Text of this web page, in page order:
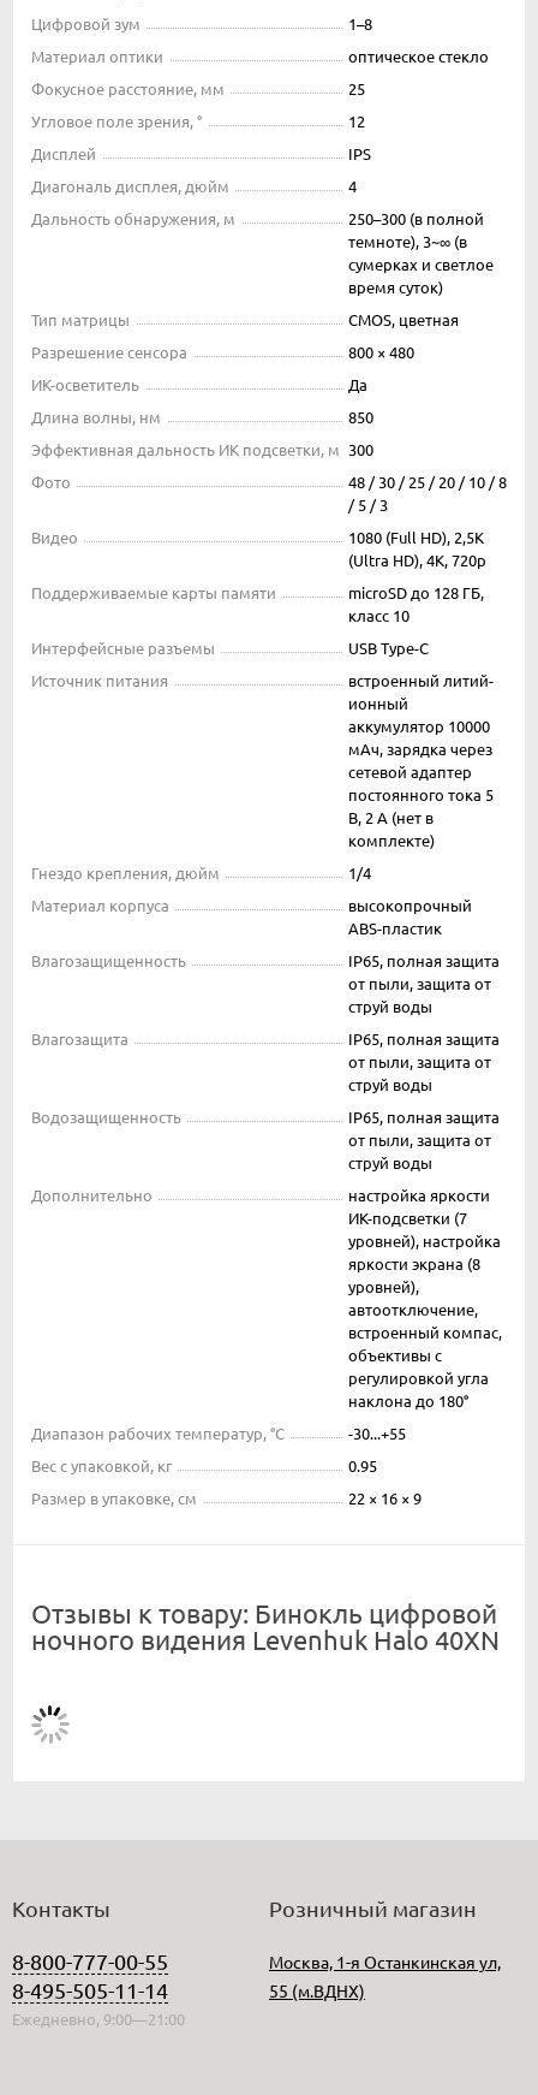
Цифровой зум
1–8
Материал оптики
оптическое стекло
Фокусное расстояние, мм
25
Угловое поле зрения, °
12
Дисплей
IPS
Диагональ дисплея, дюйм
4
Дальность обнаружения, м
250–300 (в полной
темноте), 3~∞ (в
сумерках и светлое
время суток)
Тип матрицы
CMOS, цветная
Разрешение сенсора
800 × 480
ИК-осветитель
Да
Длина волны, нм
850
Эффективная дальность ИК подсветки, м 300
Фото
48 / 30 / 25 / 20 / 10 / 8
/ 5 / 3
Видео
1080 (Full HD), 2,5K
(Ultra HD), 4K, 720p
Поддерживаемые карты памяти
microSD до 128 ГБ,
класс 10
Интерфейсные разъемы
USB Type-C
Источник питания
встроенный литий-
ионный
аккумулятор 10000
мАч, зарядка через
сетевой адаптер
постоянного тока 5
В, 2 А (нет в
комплекте)
Гнездо крепления, дюйм
1/4
Материал корпуса
высокопрочный
ABS-пластик
Влагозащищенность
IP65, полная защита
от пыли, защита от
струй воды
Влагозащита
IP65, полная защита
от пыли, защита от
струй воды
Водозащищенность
IP65, полная защита
от пыли, защита от
струй воды
Дополнительно
настройка яркости
ИК-подсветки (7
уровней), настройка
яркости экрана (8
уровней),
автоотключение,
встроенный компас,
объективы с
регулировкой угла
наклона до 180°
Диапазон рабочих температур, °С
-30...+55
Вес с упаковкой, кг
0.95
Размер в упаковке, см
22 × 16 × 9
Отзывы к товару: Бинокль цифровой
ночного видения Levenhuk Halo 40XN
Контакты
8-800-777-00-55
8-495-505-11-14
Ежедневно, 9:00—21:00
Розничный магазин
Москва, 1-я Останкинская ул,
55 (м.ВДНХ)